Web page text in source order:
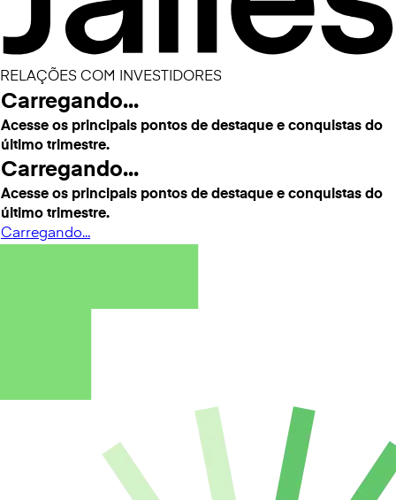
RELAÇÕES COM INVESTIDORES
Carregando...
Acesse os principais pontos de destaque e conquistas do
último trimestre.
Carregando...
Acesse os principais pontos de destaque e conquistas do
último trimestre.
Carregando...